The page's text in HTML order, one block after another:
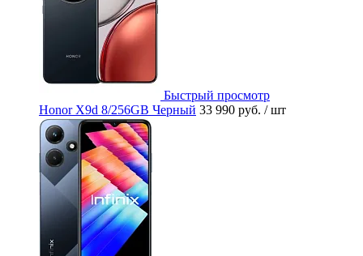
Быстрый просмотр
Honor X9d 8/256GB Черный 33 990 руб. / шт